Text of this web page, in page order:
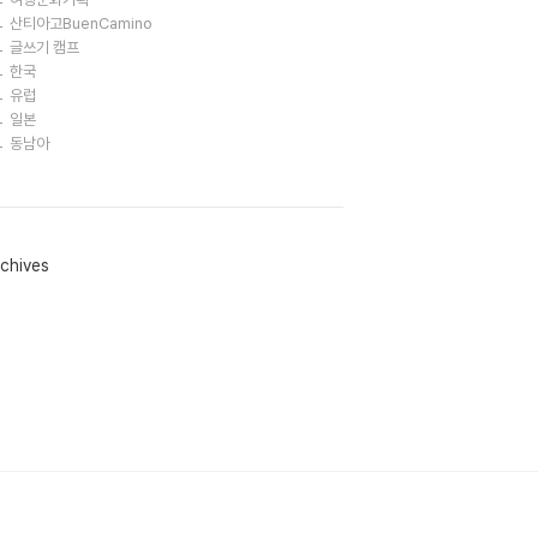
산티아고BuenCamino
글쓰기 캠프
한국
유럽
일본
동남아